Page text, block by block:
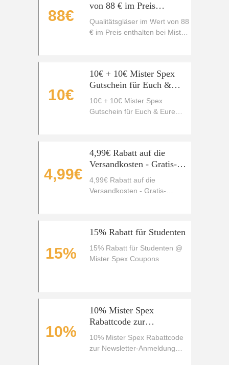
88€
von 88 € im Preis
enthalten bei Mister Spex
Qualitätsgläser im Wert von 88
€ im Preis enthalten bei Mister
10€
10€ + 10€ Mister Spex
Gutschein für Euch &
Eure Freunde
10€ + 10€ Mister Spex
Gutschein für Euch & Eure
4,99€
4,99€ Rabatt auf die
Versandkosten - Gratis-
Versand
4,99€ Rabatt auf die
Versandkosten - Gratis-
15%
15% Rabatt für Studenten
15% Rabatt für Studenten @
Mister Spex Coupons
10%
10% Mister Spex
Rabattcode zur
Newsletter-Anmeldung
sichern
10% Mister Spex Rabattcode
zur Newsletter-Anmeldung